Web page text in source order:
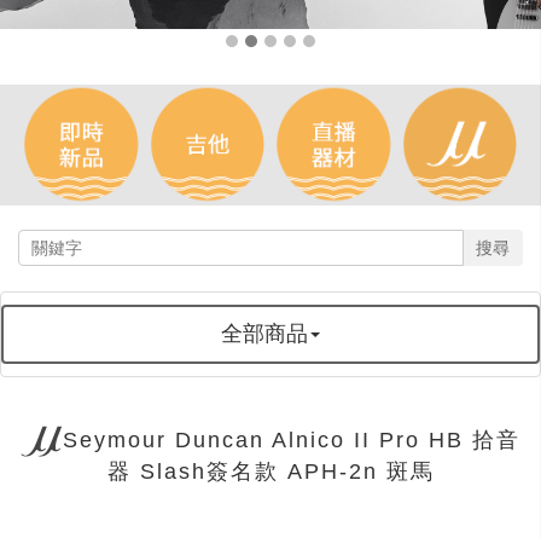
搜尋
全部商品
Seymour Duncan Alnico II Pro HB 拾音
器 Slash簽名款 APH-2n 斑馬